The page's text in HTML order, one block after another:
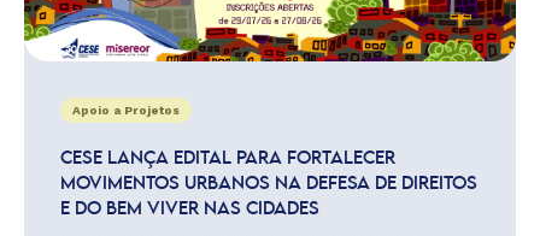
Apoio a Projetos
CESE LANÇA EDITAL PARA FORTALECER
MOVIMENTOS URBANOS NA DEFESA DE DIREITOS
E DO BEM VIVER NAS CIDADES